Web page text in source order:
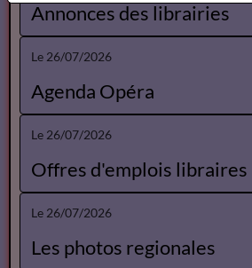
Annonces des librairies
Le 26/07/2026
Agenda Opéra
Le 26/07/2026
Offres d'emplois libraires
Le 26/07/2026
Les photos regionales